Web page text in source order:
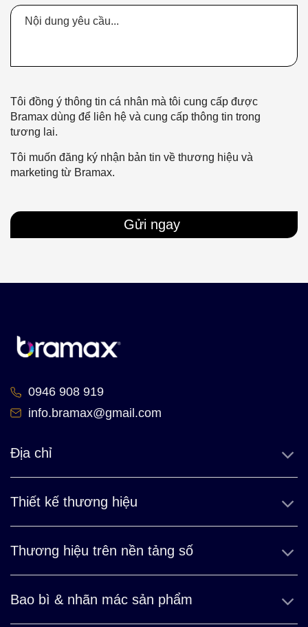
Tôi đồng ý thông tin cá nhân mà tôi cung cấp được
Bramax dùng để liên hệ và cung cấp thông tin trong
tương lai.
Tôi muốn đăng ký nhận bản tin về thương hiệu và
marketing từ Bramax.
Gửi ngay
0946 908 919
info.bramax@gmail.com
Địa chỉ
Thiết kế thương hiệu
Thương hiệu trên nền tảng số
Bao bì & nhãn mác sản phẩm